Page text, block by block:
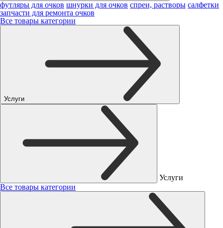
футляры для очков шнурки для очков спреи, растворы салфетки
запчасти для ремонта очков
Все товары категории
Услуги
Услуги
Все товары категории